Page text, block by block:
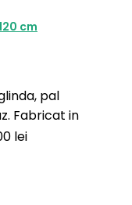
cm
pal
Fabricat in
lei